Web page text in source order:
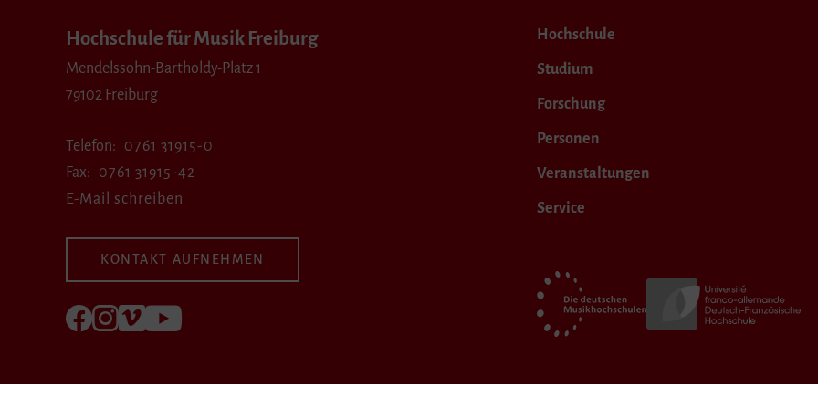
Hochschule für Musik Freiburg
Mendelssohn-Bartholdy-Platz 1
79102 Freiburg
Telefon
0761 31915-0
Fax
0761 31915-42
E-Mail schreiben
KONTAKT AUFNEHMEN
Folgen Sie uns auf Facebook
Folgen Sie uns auf Instagram
Besuchen Sie uns bei Vimeo
Hochschule
Studium
Forschung
Personen
Veranstaltungen
Service